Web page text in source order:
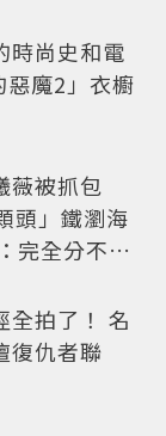
時尚史和電
魔2」衣櫥
薇被抓包
頭」鐵瀏海
完全分不出
全拍了！ 名
復仇者聯